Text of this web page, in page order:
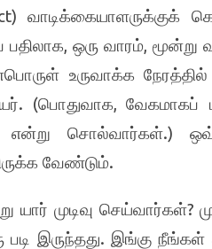
வாடிக்கையாளருக்குக்
பதிலாக, ஒரு வாரம், மூன்று
உருவாக்க
. (பொதுவாக,வேகமாகப்
என்று சொல்வார்கள்.)
வேண்டும்.
முடிவு செய்வார்கள்?
இருந்தது. இங்கு